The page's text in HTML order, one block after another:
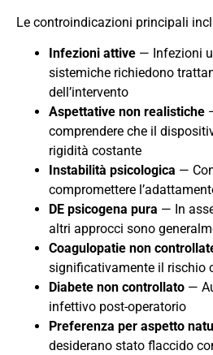
Le controindicazioni principali
Infezioni attive — Infezioni
sistemiche richiedono
dell’intervento
Aspettative non realistiche
comprendere che il
rigidità costante
Instabilità psicologica —
compromettere
DE psicogena pura — In
altri approcci sono
Coagulopatie non
significativamente il rischio
Diabete non controllato —
infettivo post-operatorio
Preferenza per aspetto
desiderano stato flaccido